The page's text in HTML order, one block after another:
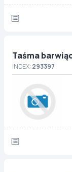
Taśma
INDEX:293397